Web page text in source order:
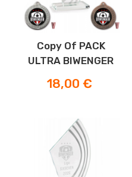
Copy Of PACK
ULTRA BIWENGER
Preis
18,00 €